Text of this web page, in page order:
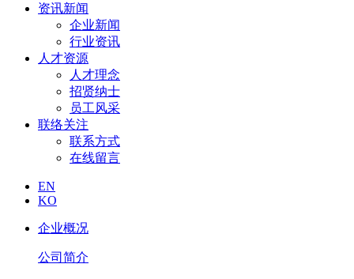
资讯新闻
企业新闻
行业资讯
人才资源
人才理念
招贤纳士
员工风采
联络关注
联系方式
在线留言
EN
KO
企业概况
公司简介